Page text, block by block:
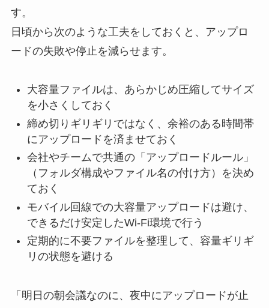
す。
日頃から次のような工夫をしておくと、アップロ
ードの失敗や停止を減らせます。
大容量ファイルは、あらかじめ圧縮してサイズ
を小さくしておく
締め切りギリギリではなく、余裕のある時間帯
にアップロードを済ませておく
会社やチームで共通の「アップロードルール」
（フォルダ構成やファイル名の付け方）を決め
ておく
モバイル回線での大容量アップロードは避け、
できるだけ安定したWi-Fi環境で行う
定期的に不要ファイルを整理して、容量ギリギ
リの状態を避ける
「明日の朝会議なのに、夜中にアップロードが止